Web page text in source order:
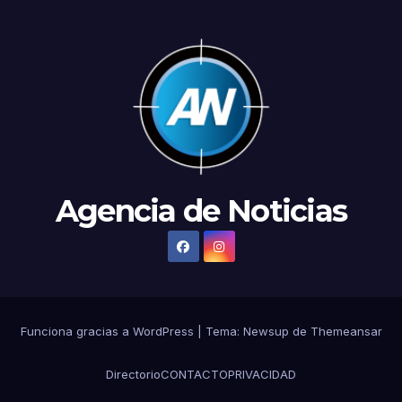
Agencia de Noticias
Funciona gracias a WordPress Tema: Newsup de Themeansar
DirectorioCONTACTOPRIVACIDAD